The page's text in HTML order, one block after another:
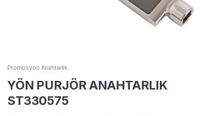
Promosyon Anahtarlık
YÖN PURJÖR ANAHTARLIK
ST330575